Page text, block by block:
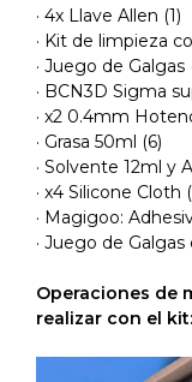
· 4x Llave Allen (1)
· Kit de limpieza
· Juego de Galgas
· BCN3D Sigma
· x2 0.4mm
· Grasa 50ml (6)
· Solvente 12ml y
· x4 Silicone Cloth
· Magigoo:
· Juego de Galgas
Operaciones de
realizar con el kit: